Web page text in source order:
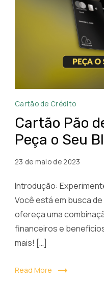
Pedir
Pão
de
Black
Itau
Cartão de Crédito
Cartão Pão
Peça o Seu
23 de maio de 2023
Introdução:
Você está em busca
ofereça uma
financeiros e
mais! […]
Read More